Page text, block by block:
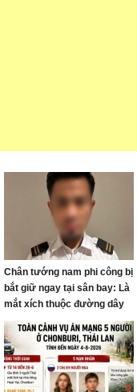
Chân tướng nam phi công bị
bắt giữ ngay tại sân bay: Là
mắt xích thuộc đường dây
buôn bán ma túy quốc tế